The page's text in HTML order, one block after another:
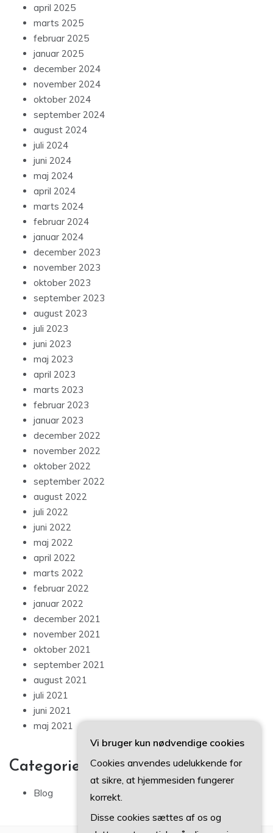
april 2025
marts 2025
februar 2025
januar 2025
december 2024
november 2024
oktober 2024
september 2024
august 2024
juli 2024
juni 2024
maj 2024
april 2024
marts 2024
februar 2024
januar 2024
december 2023
november 2023
oktober 2023
september 2023
august 2023
juli 2023
juni 2023
maj 2023
april 2023
marts 2023
februar 2023
januar 2023
december 2022
november 2022
oktober 2022
september 2022
august 2022
juli 2022
juni 2022
maj 2022
april 2022
marts 2022
februar 2022
januar 2022
december 2021
november 2021
oktober 2021
september 2021
august 2021
juli 2021
juni 2021
maj 2021
Categories
Blog
Vi bruger kun nødvendige cookies
Cookies anvendes udelukkende for
at sikre, at hjemmesiden fungerer
korrekt.
Disse cookies sættes af os og